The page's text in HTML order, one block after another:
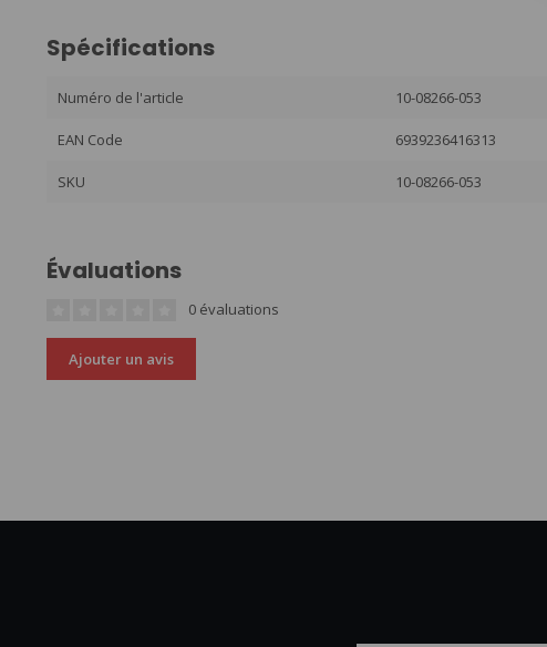
Spécifications
Numéro de l'article 10-08266-053
EAN Code 6939236416313
SKU 10-08266-053
Évaluations
0 évaluations
Ajouter un avis